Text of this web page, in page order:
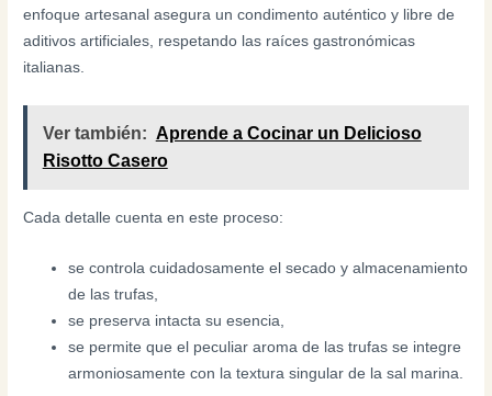
enfoque artesanal asegura un condimento auténtico y libre de
aditivos artificiales, respetando las raíces gastronómicas
italianas.
Ver también: Aprende a Cocinar un Delicioso
Risotto Casero
Cada detalle cuenta en este proceso:
se controla cuidadosamente el secado y almacenamiento
de las trufas,
se preserva intacta su esencia,
se permite que el peculiar aroma de las trufas se integre
armoniosamente con la textura singular de la sal marina.